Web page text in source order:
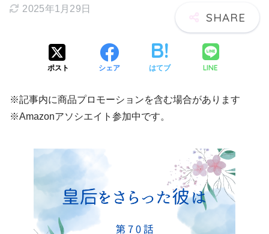
2025年1月29日
ポスト シェア はてブ LINE
※記事内に商品プロモーションを含む場合があります
※Amazonアソシエイト参加中です。